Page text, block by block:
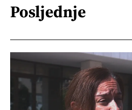
Posljednje